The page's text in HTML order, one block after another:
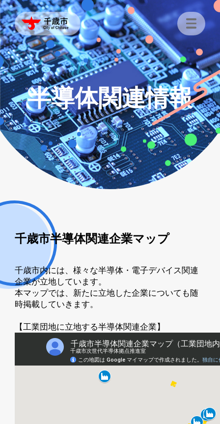
半導体関連情報
千歳市半導体関連企業マップ
千歳市内には、様々な半導体・電子デバイス関連
企業が立地しています。
本マップでは、新たに立地した企業についても随
時掲載していきます。
【工業団地に立地する半導体関連企業】